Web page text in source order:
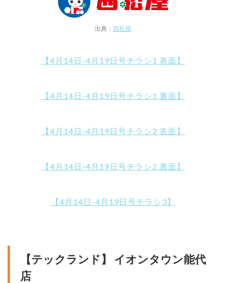
出典： 西松屋
【4月14日-4月19日号チラシ1 表面】
【4月14日-4月19日号チラシ1 裏面】
【4月14日-4月19日号チラシ2 表面】
【4月14日-4月19日号チラシ2 裏面】
【4月14日-4月19日号チラシ3】
【テックランド】 イオンタウン能代
店